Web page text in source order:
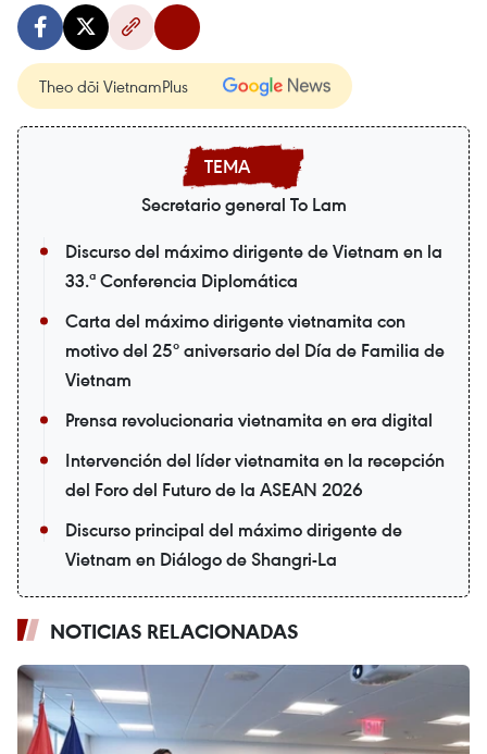
Theo dõi VietnamPlus
Secretario general To Lam
Discurso del máximo dirigente de Vietnam en la
33.ª Conferencia Diplomática
Carta del máximo dirigente vietnamita con
motivo del 25º aniversario del Día de Familia de
Vietnam
Prensa revolucionaria vietnamita en era digital
Intervención del líder vietnamita en la recepción
del Foro del Futuro de la ASEAN 2026
Discurso principal del máximo dirigente de
Vietnam en Diálogo de Shangri-La
NOTICIAS RELACIONADAS